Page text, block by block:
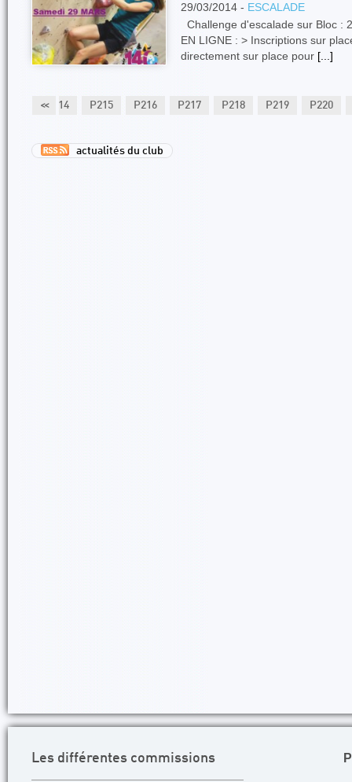
29/03/2014 - ESCALADE
Challenge d'escalade sur Bloc :
EN LIGNE : > Inscriptions sur
directement sur place pour [...]
<<P214 P215 P216 P217 P218 P219 P220
actualités du club
Les différentes commissions